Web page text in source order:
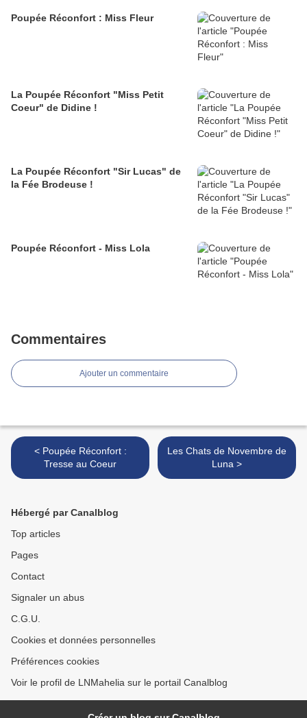
Poupée Réconfort : Miss Fleur
La Poupée Réconfort "Miss Petit
Coeur" de Didine !
La Poupée Réconfort "Sir Lucas" de
la Fée Brodeuse !
Poupée Réconfort - Miss Lola
Commentaires
Ajouter un commentaire
< Poupée Réconfort :
Tresse au Coeur
Les Chats de Novembre de
Luna >
Hébergé par Canalblog
Top articles
Pages
Contact
Signaler un abus
C.G.U.
Cookies et données personnelles
Préférences cookies
Voir le profil de LNMahelia sur le portail Canalblog